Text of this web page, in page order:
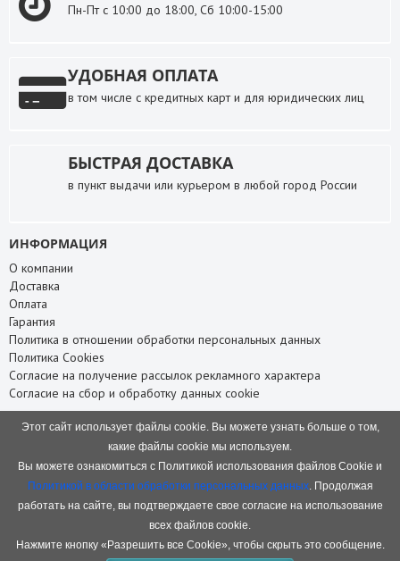
Пн-Пт с 10:00 до 18:00, Сб 10:00-15:00
УДОБНАЯ ОПЛАТА
в том числе с кредитных карт и для юридических лиц
БЫСТРАЯ ДОСТАВКА
в пункт выдачи или курьером в любой город России
ИНФОРМАЦИЯ
О компании
Доставка
Оплата
Гарантия
Политика в отношении обработки персональных данных
Политика Cookies
Согласие на получение рассылок рекламного характера
Согласие на сбор и обработку данных cookie
СЛУЖБА ПОДДЕРЖКИ
Карта сайта
НАШИ КОНТАКТЫ
8 (8332) 75-66-88
baofeng.rf@gmail.com
Этот сайт использует файлы cookie. Вы можете узнать больше о том,
какие файлы cookie мы используем.
Вы можете ознакомиться с Политикой использования файлов Cookie и
Политикой в области обработки персональных данных. Продолжая
работать на сайте, вы подтверждаете свое согласие на использование
всех файлов cookie.
Нажмите кнопку «Разрешить все Cookie», чтобы скрыть это сообщение.